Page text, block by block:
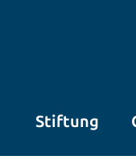
Stiftung